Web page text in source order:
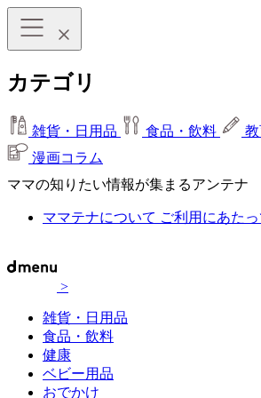
カテゴリ
雑貨・日用品 食品・飲料
漫画コラム
ママの知りたい情報が集まるアンテナ
ママテナについて ご利用にあたっ
>
雑貨・日用品
食品・飲料
健康
ベビー用品
おでかけ